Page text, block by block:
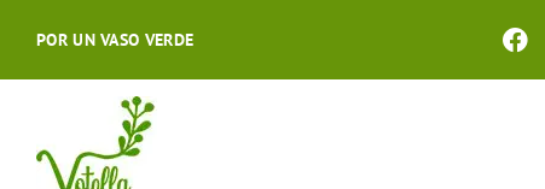
POR UN VASO VERDE